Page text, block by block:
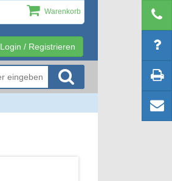
Login / Registrieren
Warenkorb